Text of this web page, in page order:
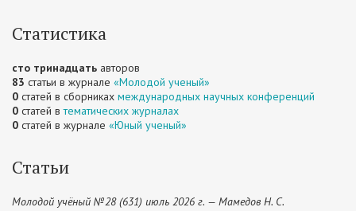
Статистика
сто тринадцать авторов
83 статьи в журнале «Молодой ученый»
0 статей в сборниках международных научных конференций
0 статей втематических журналах
0 статей в журнале «Юный ученый»
Статьи
Молодой учёный №28 (631) июль 2026 г. — Мамедов Н. С.